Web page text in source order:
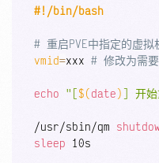
#!/bin/bash
# 重启PVE中指定的虚拟
vmid=xxx # 修改为需
echo "[$(date)] 开始
/usr/sbin/qm
sleep 10s